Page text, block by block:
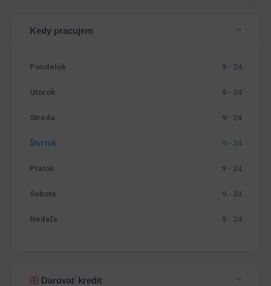
Kedy pracujem
Pondelok 9 - 24
Utorok 9 - 24
Streda 9 - 24
Štvrtok 9 - 24
Piatok 9 - 24
Sobota 9 - 24
Nedeľa 9 - 24
Darovať kredit